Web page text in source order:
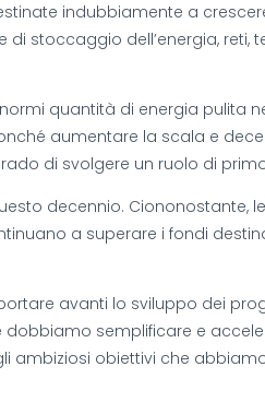
indubbiamente a
stoccaggio dell’energia, reti,
quantità di energia pulita
aumentare la scala e
di svolgere un ruolo di
decennio. Ciononostante,
a superare i fondi
avanti lo sviluppo dei
semplificare e
ambiziosi obiettivi che